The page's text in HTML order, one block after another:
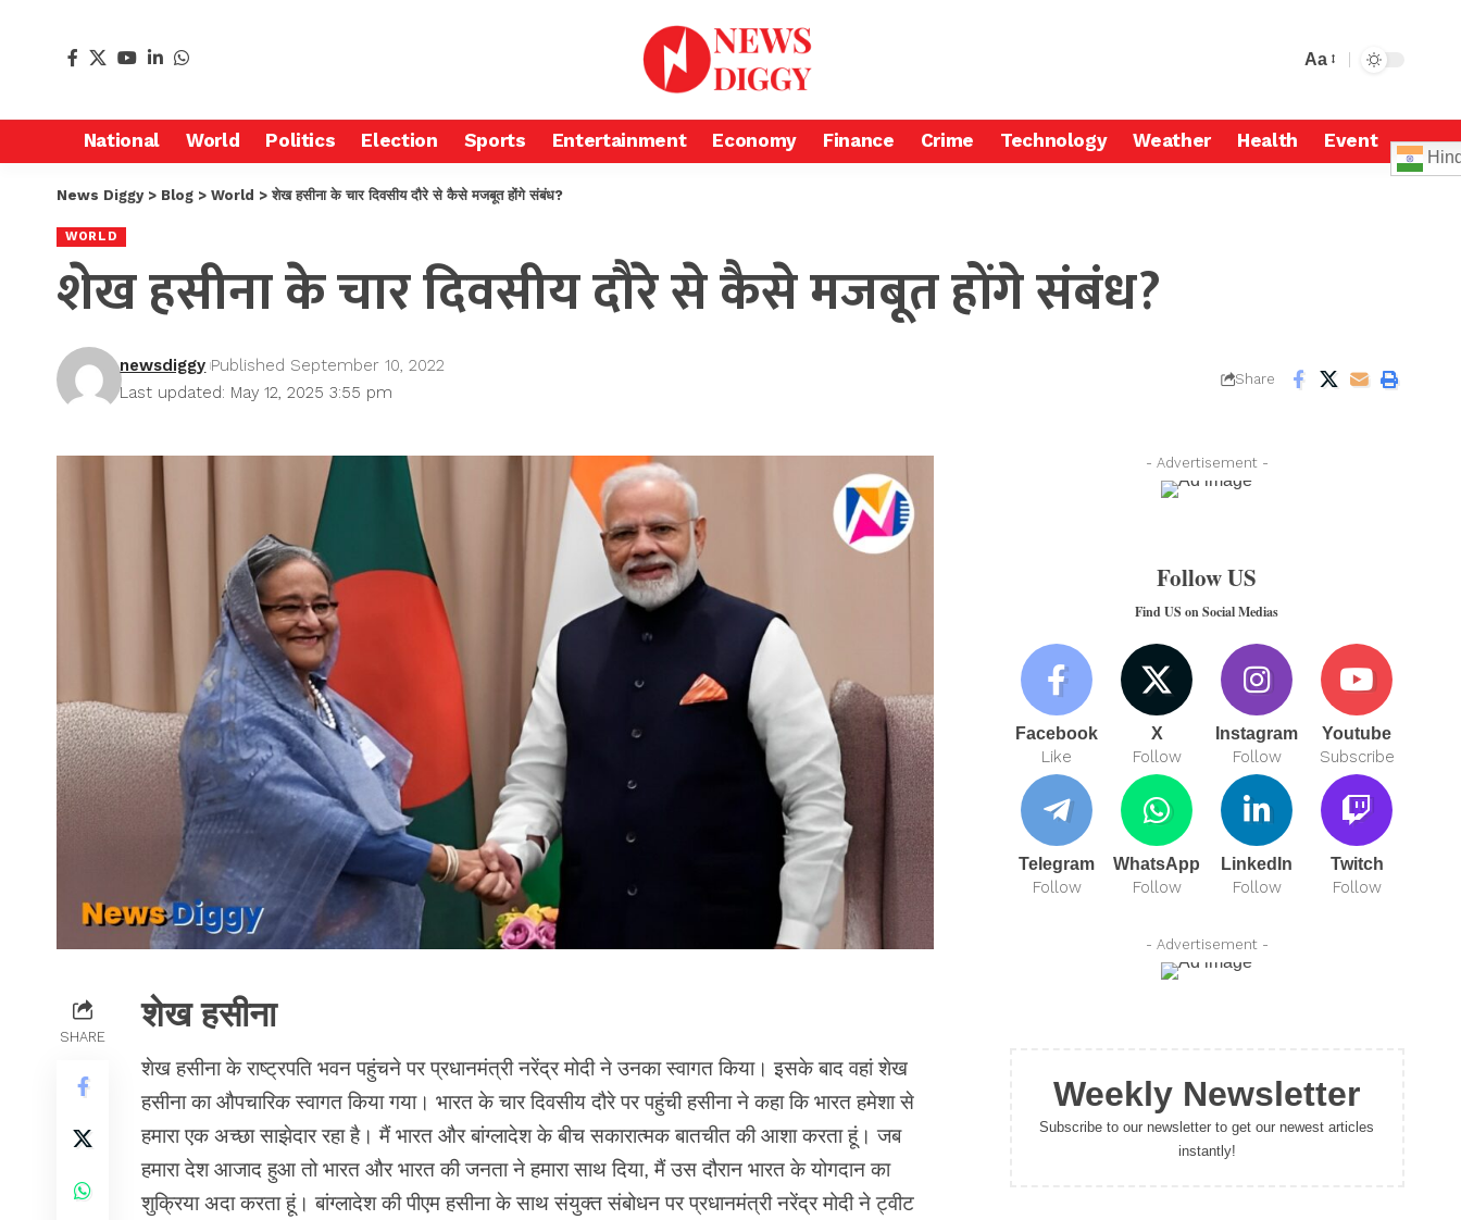
Aa
National World Politics Election Sports Entertainment Economy Finance Crime Technology Weather Health Event
News Diggy> Blog > World > शेख हसीना के चार दिवसीय दौरे से कैसे मजबूत होंगे संबंध?
WORLD
शेख हसीना के चार दिवसीय दौरे से कैसे मजबूत होंगे संबंध?
Last updated: May 12, 2025 3:55 pm
newsdiggy Published September 10, 2022
Share
SHARE
शेख हसीना
शेख हसीनाके राष्ट्रपति भवन पहुंचने पर प्रधानमंत्री नरेंद्र मोदी ने उनका स्वागत किया। इसके बाद वहां शेख
हसीना का औपचारिक स्वागत किया गया। भारत के चार दिवसीय दौरे पर पहुंची हसीना ने कहा कि भारत हमेशा से
हमारा एक अच्छा साझेदार रहा है। मैं भारत और बांग्लादेश के बीच सकारात्मक बातचीत की आशा करता हूं। जब
हमारा देश आजाद हुआ तो भारत और भारत की जनता ने हमारा साथ दिया, मैं उस दौरान भारत के योगदान का
शुक्रिया अदा करता हूं। बांग्लादेश की पीएम हसीना के साथ संयुक्त संबोधन पर प्रधानमंत्री नरेंद्र मोदी ने ट्वीट
- Advertisement -
Follow US
Find US on Social Medias
Facebook
Like
X
Follow
Instagram
Follow
Youtube
Subscribe
Telegram
Follow
WhatsApp
Follow
LinkedIn
Follow
Twitch
Follow
- Advertisement -
Weekly Newsletter
Subscribe to our newsletter to get our newest articles
instantly!